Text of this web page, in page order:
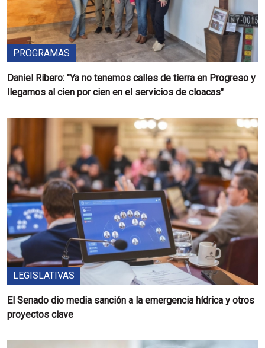
PROGRAMAS
Daniel Ribero: "Ya no tenemos calles de tierra en Progreso y
llegamos al cien por cien en el servicios de cloacas"
LEGISLATIVAS
El Senado dio media sanción a la emergencia hídrica y otros
proyectos clave